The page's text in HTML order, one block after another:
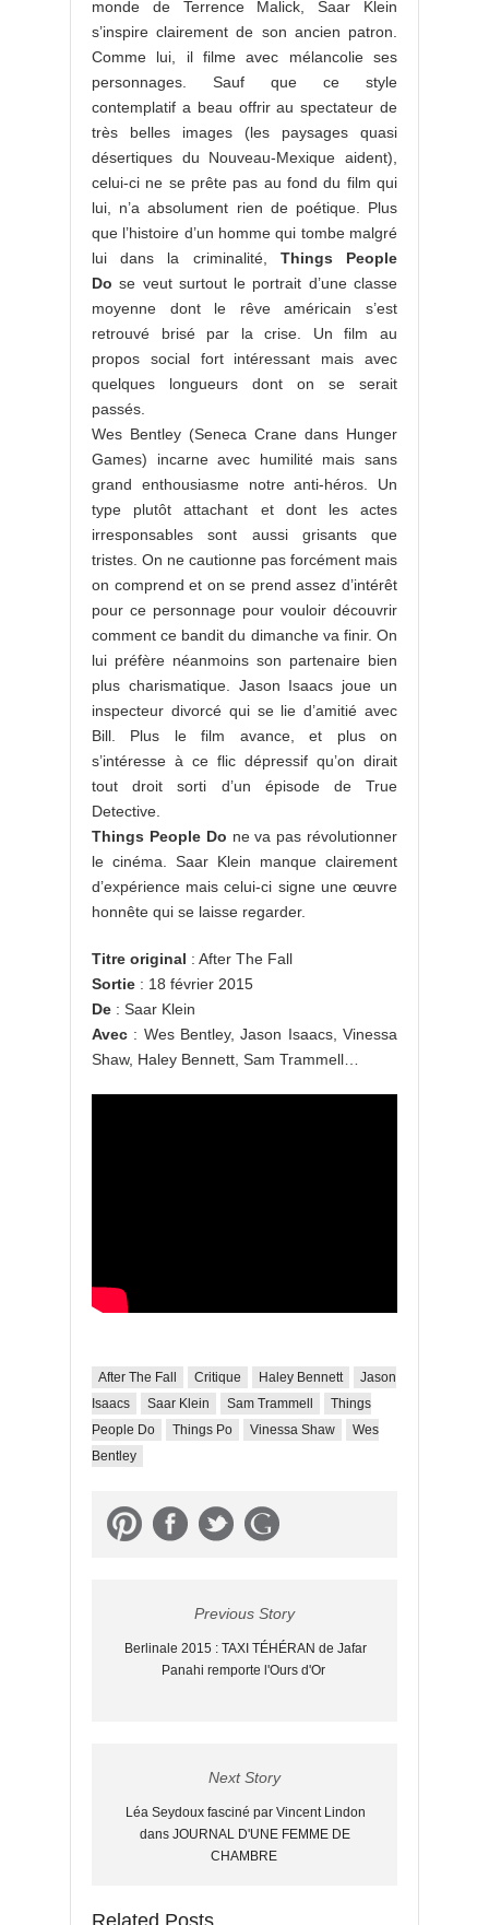
monde de Terrence Malick, Saar Klein
s’inspire clairement de son ancien patron.
Comme lui, il filme avec mélancolie ses
personnages. Sauf que ce style
contemplatif a beau offrir au spectateur de
très belles images (les paysages quasi
désertiques du Nouveau-Mexique aident),
celui-ci ne se prête pas au fond du film qui
lui, n’a absolument rien de poétique. Plus
que l’histoire d’un homme qui tombe malgré
lui dans la criminalité, Things People
Do se veut surtout le portrait d’une classe
moyenne dont le rêve américain s’est
retrouvé brisé par la crise. Un film au
propos social fort intéressant mais avec
quelques longueurs dont on se serait
passés.
Wes Bentley (Seneca Crane dans Hunger
Games) incarne avec humilité mais sans
grand enthousiasme notre anti-héros. Un
type plutôt attachant et dont les actes
irresponsables sont aussi grisants que
tristes. On ne cautionne pas forcément mais
on comprend et on se prend assez d’intérêt
pour ce personnage pour vouloir découvrir
comment ce bandit du dimanche va finir. On
lui préfère néanmoins son partenaire bien
plus charismatique. Jason Isaacs joue un
inspecteur divorcé qui se lie d’amitié avec
Bill. Plus le film avance, et plus on
s’intéresse à ce flic dépressif qu’on dirait
tout droit sorti d’un épisode de True
Detective.
Things People Do ne va pas révolutionner
le cinéma. Saar Klein manque clairement
d’expérience mais celui-ci signe une œuvre
honnête qui se laisse regarder.
Titre original : After The Fall
Sortie : 18 février 2015
De : Saar Klein
Avec : Wes Bentley, Jason Isaacs, Vinessa
Shaw, Haley Bennett, Sam Trammell…
After The Fall Critique Haley Bennett
Jason
Isaacs
Saar Klein Sam Trammell
Things
People Do
Things Po Vinessa Shaw
Wes
Bentley
Previous Story
Berlinale 2015 : TAXI TÉHÉRAN de Jafar
Panahi remporte l'Ours d'Or
Next Story
Léa Seydoux fasciné par Vincent Lindon
dans JOURNAL D'UNE FEMME DE
CHAMBRE